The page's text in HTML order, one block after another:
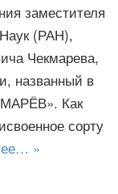
заместителя
(РАН),
Чекмарева,
названный в
Как
сорту
»